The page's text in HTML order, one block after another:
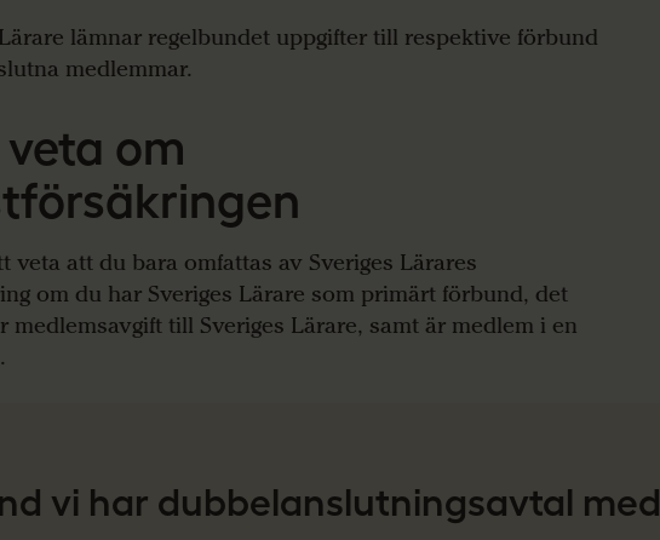
lämnar regelbundet uppgifter till respektive förbund
medlemmar.
om
veta att du bara omfattas av Sveriges Lärares
om du har Sveriges Lärare som primärt förbund, det
medlemsavgift till Sveriges Lärare, samt är medlem i en
vi har dubbelanslutningsavtal med